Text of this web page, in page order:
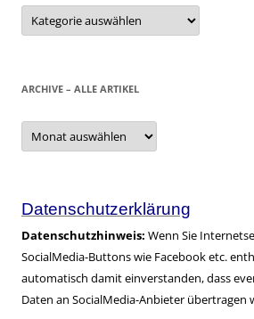
Kategorien
ARCHIVE – ALLE ARTIKEL
Archive
alle
Datenschutzerklärung
Datenschutzhinweis: Wenn Sie
SocialMedia-Buttons wie Facebook etc.
automatisch damit einverstanden, dass
Daten an SocialMedia-Anbieter übertragen